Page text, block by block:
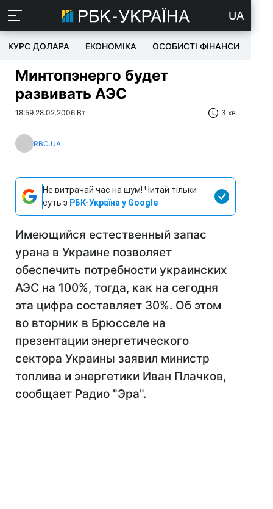
UA
КУРС ДОЛАРА ЕКОНОМІКА ОСОБИСТІ ФІНАНСИ
Минтопэнерго будет
развивать АЭС
18:59 28.02.2006 Вт 3 хв
RBC.UA
Не витрачай час на шум! Читай тільки
суть з РБК-Україна у Google
Имеющийся естественный запас
урана в Украине позволяет
обеспечить потребности украинских
АЭС на 100%, тогда, как на сегодня
эта цифра составляет 30%. Об этом
во вторник в Брюсселе на
презентации энергетического
сектора Украины заявил министр
топлива и энергетики Иван Плачков,
сообщает Радио "Эра".